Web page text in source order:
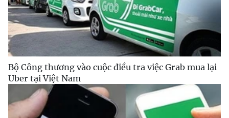
Bộ Công thương vào cuộc điều tra việc Grab mua lại
Uber tại Việt Nam